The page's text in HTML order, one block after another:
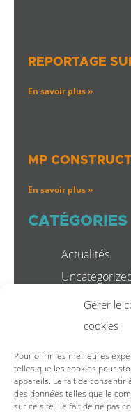
Gérer le
cookies
Pour offrir les meilleures
telles que les cookies pour
appareils. Le fait de
des données telles que le
sur ce site. Le fait de ne pas
REPORTAGE
En savoir plus »
MP
En savoir plus »
CATÉGORIES
Actualités